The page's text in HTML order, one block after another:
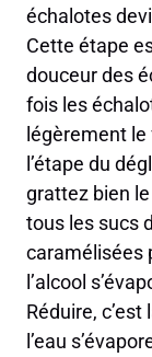
échalotes
Cette étape
douceur des
fois les
légèrement le
l’étape du
grattez bien
tous les sucs
caramélisées
l’alcool
Réduire,
l’eau